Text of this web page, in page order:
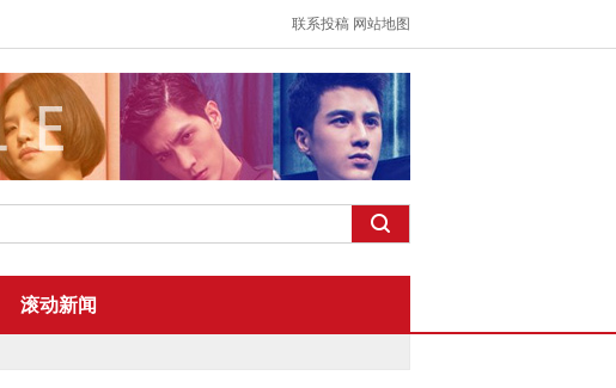
联系投稿 网站地图
滚动新闻